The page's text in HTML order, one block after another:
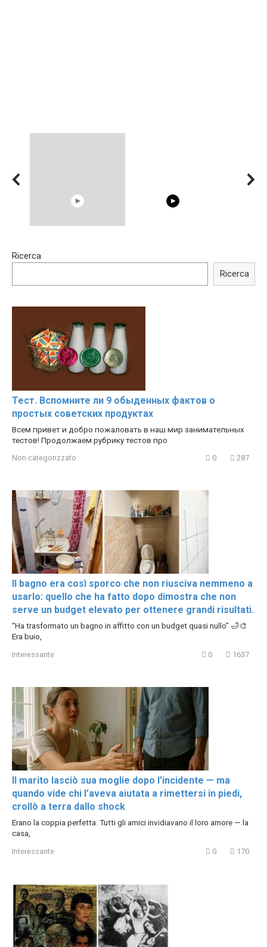
Trying BOLLYWOOD
Shocking illusion - Pretty
Ricerca
Ricerca
Тест. Вспомните ли 9 обыденных фактов о
простых советских продуктах
Всем привет и добро пожаловать в наш мир занимательных
тестов! Продолжаем рубрику тестов про
Non categorizzato 0 287
Il bagno era così sporco che non riusciva nemmeno a
usarlo: quello che ha fatto dopo dimostra che non
serve un budget elevato per ottenere grandi risultati.
“Ha trasformato un bagno in affitto con un budget quasi nullo” 🛁🎨
Era buio,
Interessante 0 1637
Il marito lasciò sua moglie dopo l’incidente — ma
quando vide chi l’aveva aiutata a rimettersi in piedi,
crollò a terra dallo shock
Erano la coppia perfetta. Tutti gli amici invidiavano il loro amore — la
casa,
Interessante 0 170